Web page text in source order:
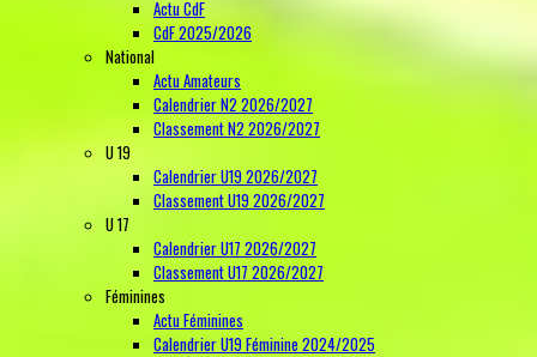
Actu CdF
CdF 2025/2026
National
Actu Amateurs
Calendrier N2 2026/2027
Classement N2 2026/2027
U 19
Calendrier U19 2026/2027
Classement U19 2026/2027
U 17
Calendrier U17 2026/2027
Classement U17 2026/2027
Féminines
Actu Féminines
Calendrier U19 Féminine 2024/2025